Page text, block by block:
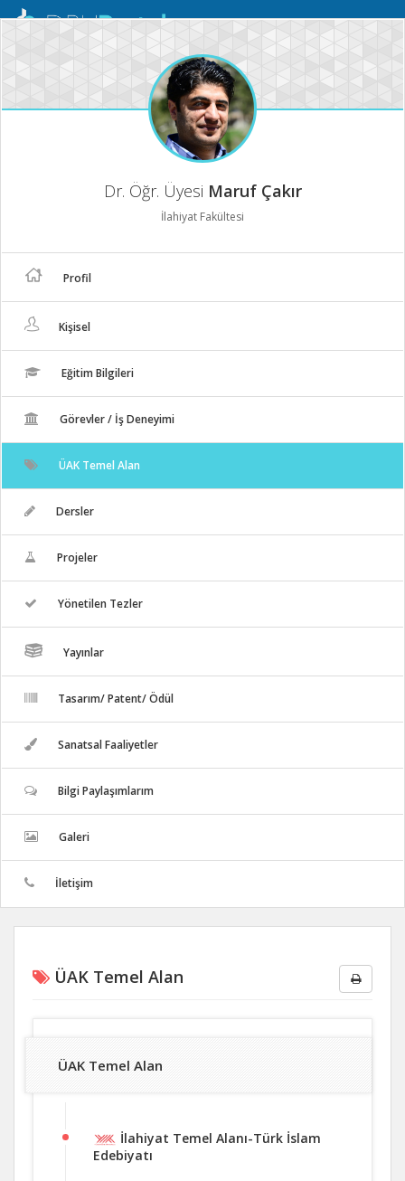
Mobil
Dr. Öğr. Üyesi Maruf Çakır
İlahiyat Fakültesi
Profil
Kişisel
Eğitim Bilgileri
Görevler / İş Deneyimi
ÜAK Temel Alan
Dersler
Projeler
Yönetilen Tezler
Yayınlar
Tasarım/ Patent/ Ödül
Sanatsal Faaliyetler
Bilgi Paylaşımlarım
Galeri
İletişim
ÜAK Temel Alan
ÜAK Temel Alan
İlahiyat Temel Alanı-Türk İslam
Edebiyatı